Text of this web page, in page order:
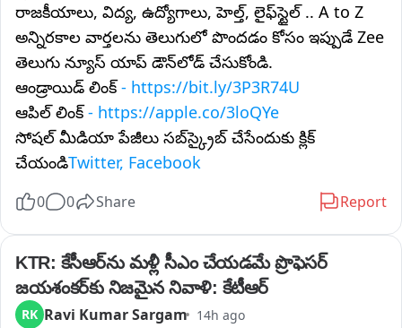
రాజకీయాలు, విద్య, ఉద్యోగాలు, హెల్త్, లైఫ్‌స్టైల్ .. A to Z
అన్నిరకాల వార్తలను తెలుగులో పొందడం కోసం ఇప్పుడే Zee
తెలుగు న్యూస్ యాప్ డౌన్‌లోడ్ చేసుకోండి.
ఆండ్రాయిడ్ లింక్- https://bit.ly/3P3R74U
ఆపిల్ లింక్- https://apple.co/3loQYe
సోషల్ మీడియా పేజీలు సబ్‌స్క్రైబ్ చేసేందుకు క్లిక్
చేయండిTwitter, Facebook
0 0 Share Report
KTR: కేసీఆర్‌ను మళ్లీ సీఎం చేయడమే ప్రొఫెసర్‌
జయశంకర్‌కు నిజమైన నివాళి: కేటీఆర్‌
RK Ravi Kumar Sargam 14h ago